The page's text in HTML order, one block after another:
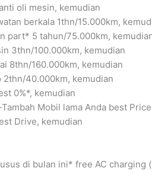
oli mesin, kemudian
berkala 1thn/15.000km,
part* 5 tahun/75.000km,
3thn/100.000km, kemudian
8thn/160.000km, kemudian
2thn/40.000km, kemudian
0%*, kemudian
Mobil lama Anda best
Drive, kemudian
di bulan ini* free AC